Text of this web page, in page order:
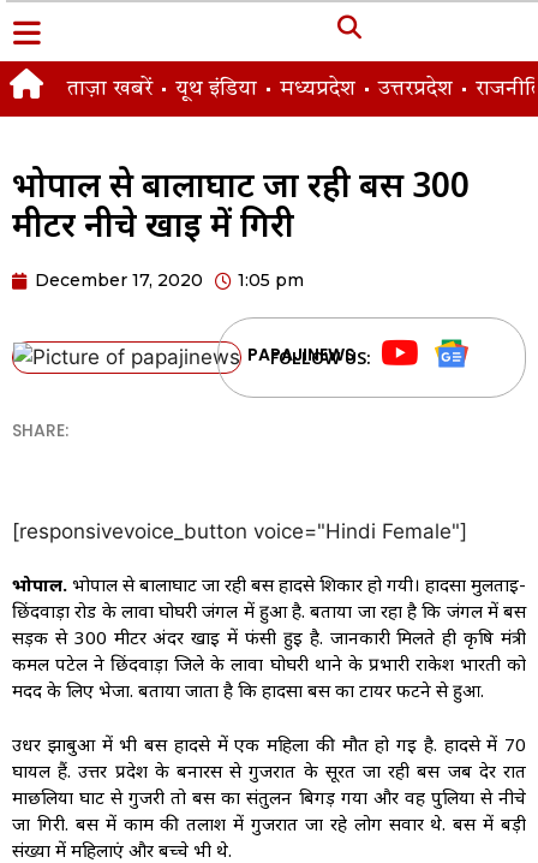
ताज़ा खबरें यूथ इंडिया मध्यप्रदेश उत्तरप्रदेश
भोपाल से बालाघाट जा रही बस 300
मीटर नीचे खाई में गिरी
December 17, 2020 1:05 pm
PAPAJINEWS
FOLLOW US:
SHARE:
[responsivevoice_button voice="Hindi Female"]
भोपाल. भोपाल से बालाघाट जा रही बस हादसे शिकार हो गयी। हादसा मुलताई-
छिंदवाड़ा रोड के लावा घोघरी जंगल में हुआ है. बताया जा रहा है कि जंगल में बस
सड़क से 300 मीटर अंदर खाई में फंसी हुई है. जानकारी मिलते ही कृषि मंत्री
कमल पटेल ने छिंदवाड़ा जिले के लावा घोघरी थाने के प्रभारी राकेश भारती को
मदद के लिए भेजा. बताया जाता है कि हादसा बस का टायर फटने से हुआ.
उधर झाबुआ में भी बस हादसे में एक महिला की मौत हो गई है. हादसे में 70
घायल हैं. उत्तर प्रदेश के बनारस से गुजरात के सूरत जा रही बस जब देर रात
माछलिया घाट से गुजरी तो बस का संतुलन बिगड़ गया और वह पुलिया से नीचे
जा गिरी. बस में काम की तलाश में गुजरात जा रहे लोग सवार थे. बस में बड़ी
संख्या में महिलाएं और बच्चे भी थे.